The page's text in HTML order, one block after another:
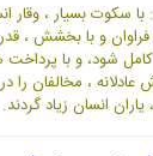
با سكوت بسيار ، وقار
و با بخشش ، قدر
شود، و با پرداخت
، مخالفان را
انسان زياد گردند.